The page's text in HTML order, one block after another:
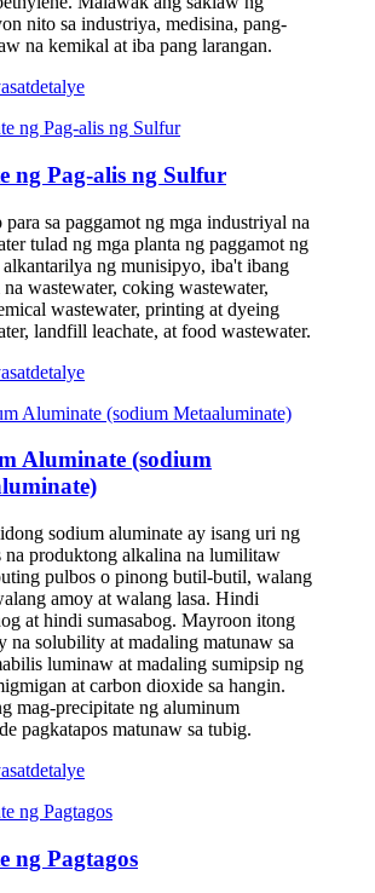
nito sa industriya, medisina, pang-
na kemikal at iba pang larangan.
detalye
ng Pag-alis ng Sulfur
sa paggamot ng mga industriyal na
tulad ng mga planta ng paggamot ng
alkantarilya ng munisipyo, iba't ibang
wastewater, coking wastewater,
wastewater, printing at dyeing
landfill leachate, at food wastewater.
detalye
Aluminate (sodium
sodium aluminate ay isang uri ng
na produktong alkalina na lumilitaw
pulbos o pinong butil-butil, walang
amoy at walang lasa. Hindi
at hindi sumasabog. Mayroon itong
na solubility at madaling matunaw sa
luminaw at madaling sumipsip ng
at carbon dioxide sa hangin.
mag-precipitate ng aluminum
pagkatapos matunaw sa tubig.
detalye
ng Pagtagos